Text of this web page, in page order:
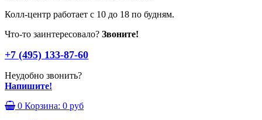
Колл-центр работает с 10 до 18 по будням.
Что-то заинтересовало? Звоните!
+7 (495) 133-87-60
Неудобно звонить?
Напишите!
0 Корзина: 0 руб